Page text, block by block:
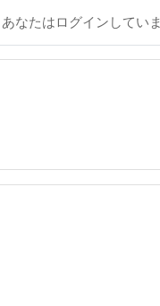
あなたはログインしてい